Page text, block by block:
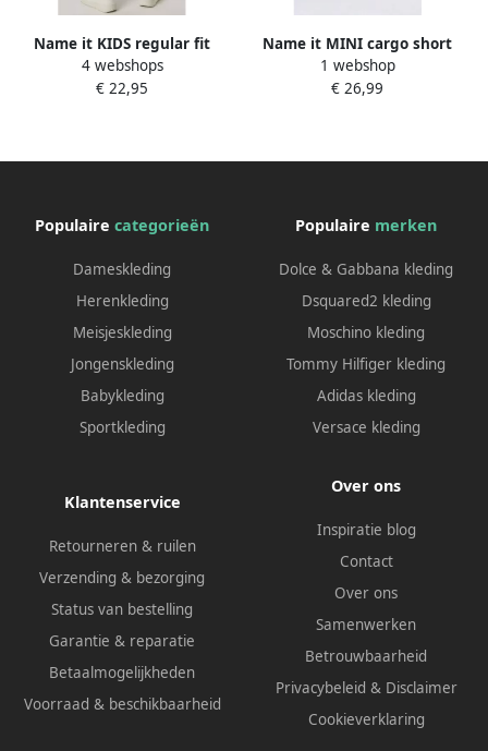
Name it KIDS regular fit
cargo bermuda NKMRYAN
bruin Korte broek
4 webshops
€ 22,95
Name it MINI cargo short
NMMBEN BAG donkergroen
Korte broek Jongens
1 webshop
€ 26,99
Populaire categorieën
Dameskleding
Herenkleding
Meisjeskleding
Jongenskleding
Babykleding
Sportkleding
Populaire merken
Dolce & Gabbana kleding
Dsquared2 kleding
Moschino kleding
Tommy Hilfiger kleding
Adidas kleding
Versace kleding
Klantenservice
Retourneren & ruilen
Verzending & bezorging
Status van bestelling
Garantie & reparatie
Betaalmogelijkheden
Voorraad & beschikbaarheid
Over ons
Inspiratie blog
Contact
Over ons
Samenwerken
Betrouwbaarheid
Privacybeleid & Disclaimer
Cookieverklaring